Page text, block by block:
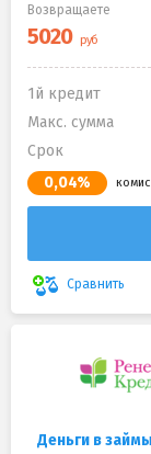
Возвращаете
1й кредит
Макс. сумма
Срок
0,04%
Сравнить
Деньги в